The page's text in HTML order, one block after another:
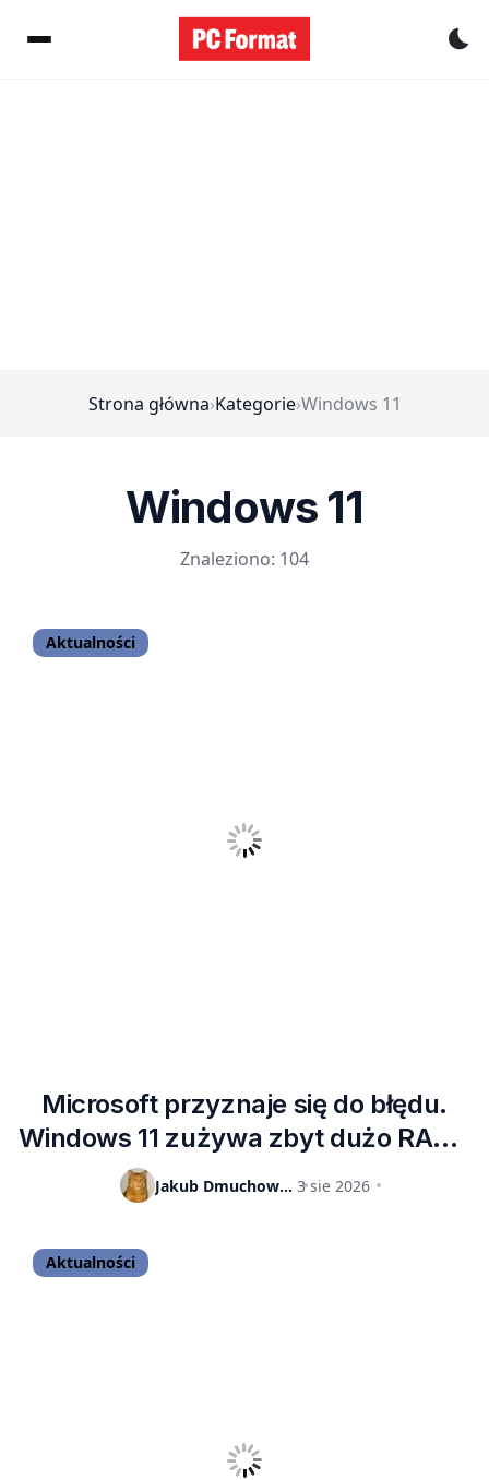
Strona główna›Kategorie›Windows 11
Windows 11
Znaleziono: 104
Aktualności
Microsoft przyznaje się do błędu.
Windows 11 zużywa zbyt dużo RAM-
u i zostanie to zmienione
Jakub Dmuchowski 3 sie 2026
Aktualności